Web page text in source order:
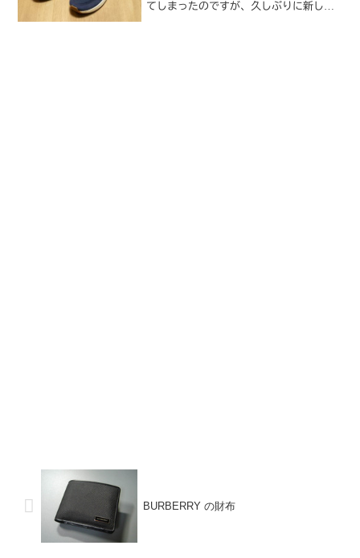
てしまったのですが、久しぶりに新しい
BURBERRY の財布